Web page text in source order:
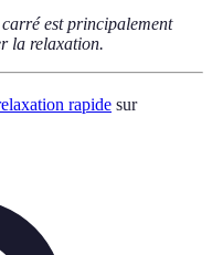
est principalement
la relaxation.
rapide sur